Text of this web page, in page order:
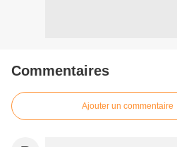
Commentaires
Ajouter un commentaire